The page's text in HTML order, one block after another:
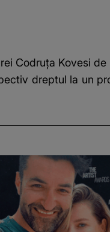
Codruţa Kovesi
dreptul la un